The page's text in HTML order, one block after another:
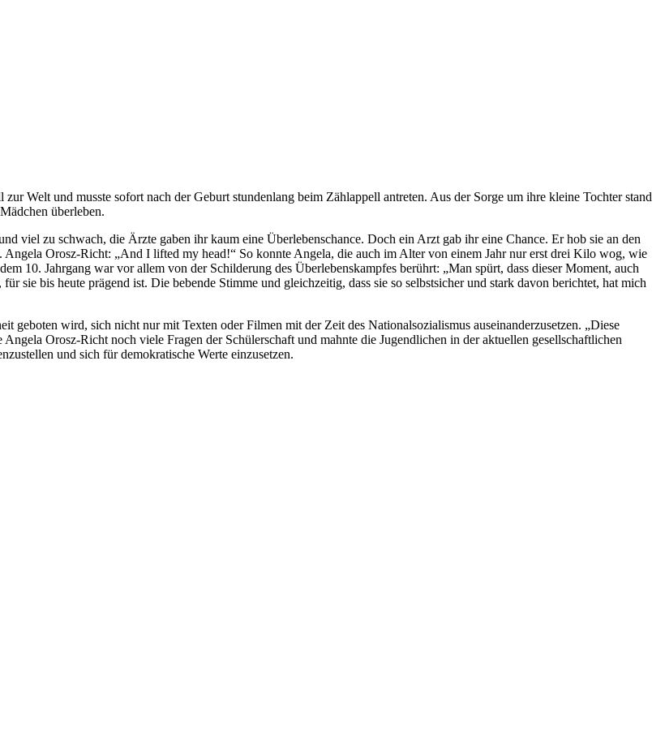
Welt und musste sofort nach der Geburt stundenlang beim Zählappell antreten. Aus der Sorge um ihre kleine Tochter stand
überleben.
viel zu schwach, die Ärzte gaben ihr kaum eine Überlebenschance. Doch ein Arzt gab ihr eine Chance. Er hob sie an den
Angela Orosz-Richt: „And I lifted my head!“ So konnte Angela, die auch im Alter von einem Jahr nur erst drei Kilo wog, wie
10. Jahrgang war vor allem von der Schilderung des Überlebenskampfes berührt: „Man spürt, dass dieser Moment, auch
sie bis heute prägend ist. Die bebende Stimme und gleichzeitig, dass sie so selbstsicher und stark davon berichtet, hat mich
geboten wird, sich nicht nur mit Texten oder Filmen mit der Zeit des Nationalsozialismus auseinanderzusetzen. „Diese
Orosz-Richt noch viele Fragen der Schülerschaft und mahnte die Jugendlichen in der aktuellen gesellschaftlichen
und sich für demokratische Werte einzusetzen.